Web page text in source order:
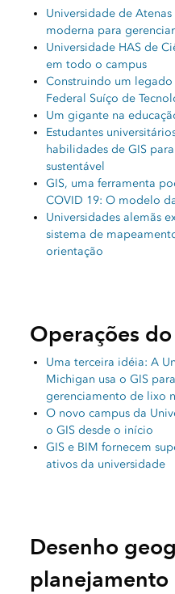
Universidade de
moderna para
Universidade HAS de
em todo o campus
Construindo um
Federal Suíço de
Um gigante na
Estudantes
habilidades de GIS
sustentável
GIS, uma ferramenta
COVID 19: O modelo
Universidades alemãs
sistema de
orientação
Operações
Uma terceira idéia: A
Michigan usa o GIS
gerenciamento de lixo
O novo campus da
o GIS desde o início
GIS e BIM fornecem
ativos da universidade
Desenho